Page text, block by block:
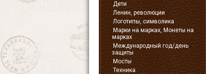
Дети
Ленин, революции
Логотипы, символика
Марки на марках, Монеты на
марках
Международный год/день
защиты
Мосты
Техника